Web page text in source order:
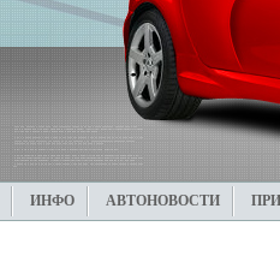
ИНФО АВТОНОВОСТИ